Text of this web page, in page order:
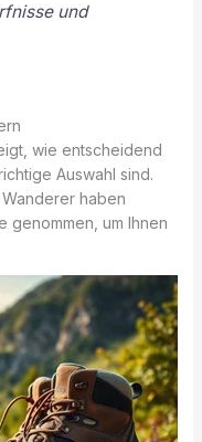
und
wie entscheidend
Auswahl sind.
haben
um Ihnen